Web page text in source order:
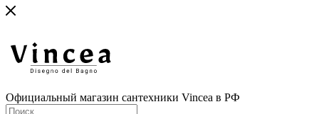
Официальный магазин сантехники Vincea в РФ